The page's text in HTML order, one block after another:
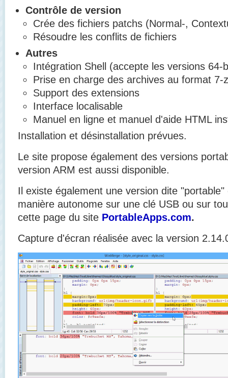
Contrôle de version
Crée des fichiers patchs (Normal-,
Résoudre les conflits de fichiers
Autres
Intégration Shell (accepte les versions 64-
Prise en charge des archives au format 7-
Support des extensions
Interface localisable
Manuel en ligne et manuel d'aide HTML
Installation et désinstallation prévues.
Le site propose également des versions
version ARM est aussi disponible.
Il existe également une version dite
manière autonome sur une clé USB ou sur
cette page du site PortableApps.com.
Capture d'écran réalisée avec la version